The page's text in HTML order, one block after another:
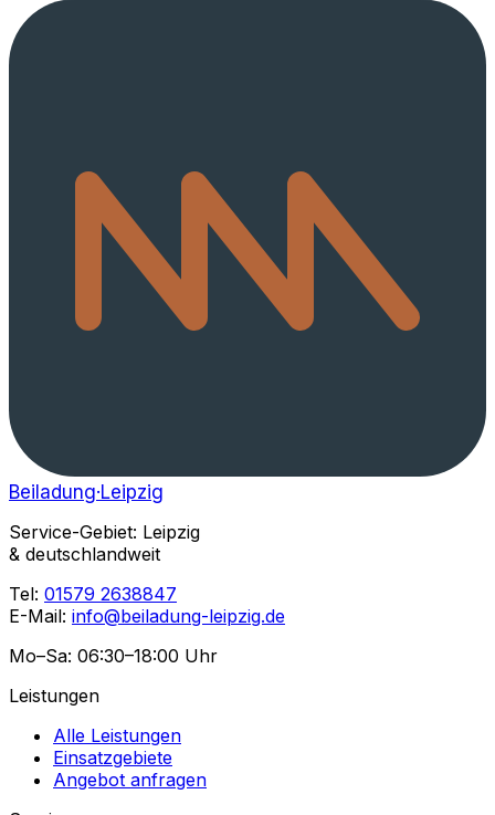
Beiladung·Leipzig
Service-Gebiet: Leipzig
& deutschlandweit
Tel: 01579 2638847
E-Mail: info@beiladung-leipzig.de
Mo–Sa: 06:30–18:00 Uhr
Leistungen
Alle Leistungen
Einsatzgebiete
Angebot anfragen